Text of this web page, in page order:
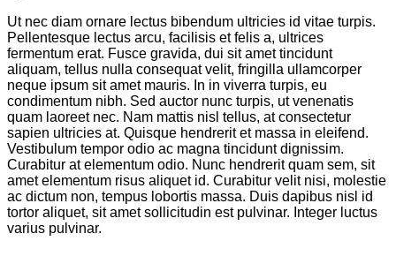
Ut nec diam ornare lectus bibendum ultricies id vitae turpis.
Pellentesque lectus arcu, facilisis et felis a, ultrices
fermentum erat. Fusce gravida, dui sit amet tincidunt
aliquam, tellus nulla consequat velit, fringilla ullamcorper
neque ipsum sit amet mauris. In in viverra turpis, eu
condimentum nibh. Sed auctor nunc turpis, ut venenatis
quam laoreet nec. Nam mattis nisl tellus, at consectetur
sapien ultricies at. Quisque hendrerit et massa in eleifend.
Vestibulum tempor odio ac magna tincidunt dignissim.
Curabitur at elementum odio. Nunc hendrerit quam sem, sit
amet elementum risus aliquet id. Curabitur velit nisi, molestie
ac dictum non, tempus lobortis massa. Duis dapibus nisl id
tortor aliquet, sit amet sollicitudin est pulvinar. Integer luctus
varius pulvinar.